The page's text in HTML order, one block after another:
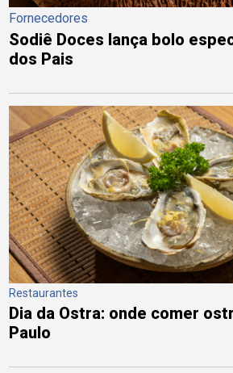
Fornecedores
Sodiê Doces lança bolo
dos Pais
Restaurantes
Dia da Ostra: onde comer
Paulo